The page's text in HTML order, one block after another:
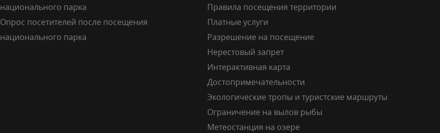
национального парка
Опрос посетителей после посещения
национального парка
Правила посещения территории
Платные услуги
Разрешение на посещение
Нерестовый запрет
Интерактивная карта
Достопримечательности
Экологические тропы и туристские маршруты
Ограничение на вылов рыбы
Метеостанция на озере